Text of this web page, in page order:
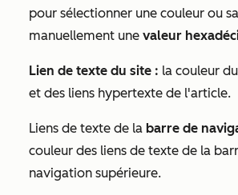
pour sélectionner une couleur ou
manuellement une valeur
Lien de texte du site : la couleur
et des liens hypertexte de l'article.
Liens de texte de la barre de
couleur des liens de texte de la
navigation supérieure.